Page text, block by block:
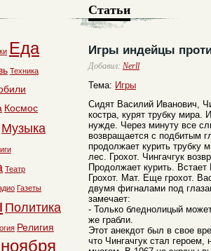
Статьи
Игры индейцы
Добавил: Nerll
Тема: Игры
Сидят Василий Иванович,
костра, курят трубку мира.
нужде. Через минуту все
возвращается с подбитым
продолжает курить трубку
лес. Грохот. Чингачгук
Продолжает курить.
Грохот. Мат. Еще грохот.
двумя фигналами под
замечает:
- Только бледнолицый
же грабли.
Этот анекдот был в свое
что Чингачгук стал
Еда
Техника
Космос
Музыка
Театр
Газеты
Политика
Религия